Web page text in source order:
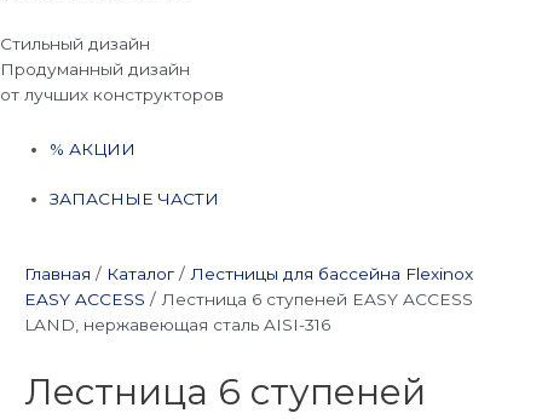
Стильный дизайн
Продуманный дизайн
от лучших конструкторов
% АКЦИИ
ЗАПАСНЫЕ ЧАСТИ
Главная / Каталог / Лестницы для бассейна Flexinox
EASY ACCESS / Лестница 6 ступеней EASY ACCESS
LAND, нержавеющая сталь AISI-316
Лестница 6 ступеней